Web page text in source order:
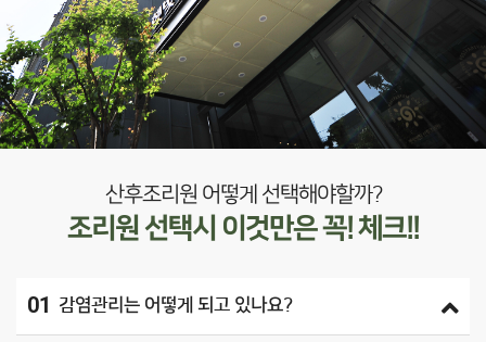
산후조리원 어떻게 선택해야할까?
조리원 선택시 이것만은 꼭! 체크!!
01 감염관리는 어떻게 되고 있나요?